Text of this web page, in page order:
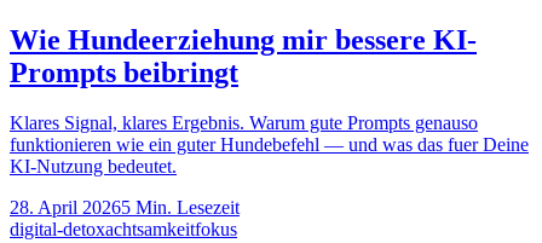
Wie Hundeerziehung mir bessere KI-
Prompts beibringt
Klares Signal, klares Ergebnis. Warum gute Prompts genauso
funktionieren wie ein guter Hundebefehl — und was das fuer Deine
KI-Nutzung bedeutet.
28. April 20265 Min. Lesezeit
digital-detoxachtsamkeitfokus